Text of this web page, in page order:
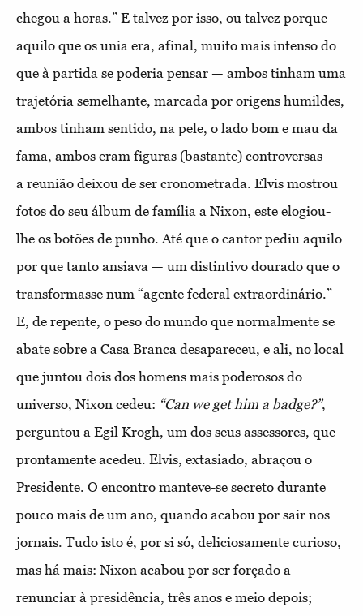
chegou a horas.” E talvez por isso, ou talvez porque
aquilo que os unia era, afinal, muito mais intenso do
que à partida se poderia pensar — ambos tinham uma
trajetória semelhante, marcada por origens humildes,
ambos tinham sentido, na pele, o lado bom e mau da
fama, ambos eram figuras (bastante) controversas —
a reunião deixou de ser cronometrada. Elvis mostrou
fotos do seu álbum de família a Nixon, este elogiou-
lhe os botões de punho. Até que o cantor pediu aquilo
por que tanto ansiava — um distintivo dourado que o
transformasse num “agente federal extraordinário.”
E, de repente, o peso do mundo que normalmente se
abate sobre a Casa Branca desapareceu, e ali, no local
que juntou dois dos homens mais poderosos do
universo, Nixon cedeu: “Can we get him a badge?”,
perguntou a Egil Krogh, um dos seus assessores, que
prontamente acedeu. Elvis, extasiado, abraçou o
Presidente. O encontro manteve-se secreto durante
pouco mais de um ano, quando acabou por sair nos
jornais. Tudo isto é, por si só, deliciosamente curioso,
mas há mais: Nixon acabou por ser forçado a
renunciar à presidência, três anos e meio depois;